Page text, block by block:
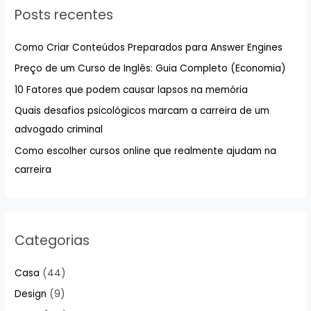
i
r
p
o
r
:
Posts recentes
Como Criar Conteúdos Preparados para Answer Engines
Preço de um Curso de Inglês: Guia Completo (Economia)
10 Fatores que podem causar lapsos na memória
Quais desafios psicológicos marcam a carreira de um
advogado criminal
Como escolher cursos online que realmente ajudam na
carreira
Categorias
Casa (44)
Design (9)